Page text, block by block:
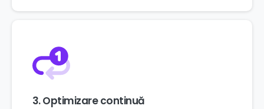
3. Optimizare continuă